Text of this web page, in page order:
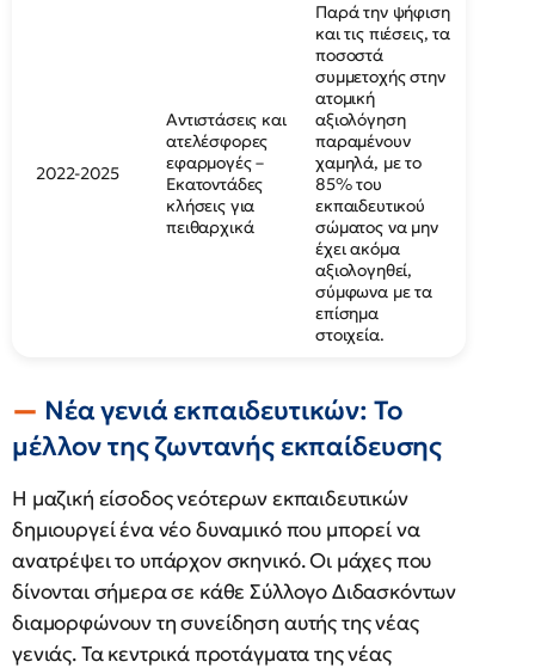
2022-2025
Αντιστάσεις και
ατελέσφορες
εφαρμογές –
Εκατοντάδες
κλήσεις για
πειθαρχικά
Παρά την ψήφιση
και τις πιέσεις, τα
ποσοστά
συμμετοχής στην
ατομική
αξιολόγηση
παραμένουν
χαμηλά, με το
85% του
εκπαιδευτικού
σώματος να μην
έχει ακόμα
αξιολογηθεί,
σύμφωνα με τα
επίσημα
στοιχεία.
Νέα γενιά εκπαιδευτικών: Το
μέλλον της ζωντανής εκπαίδευσης
Η μαζική είσοδος νεότερων εκπαιδευτικών
δημιουργεί ένα νέο δυναμικό που μπορεί να
ανατρέψει το υπάρχον σκηνικό. Οι μάχες που
δίνονται σήμερα σε κάθε Σύλλογο Διδασκόντων
διαμορφώνουν τη συνείδηση αυτής της νέας
γενιάς. Τα κεντρικά προτάγματα της νέας